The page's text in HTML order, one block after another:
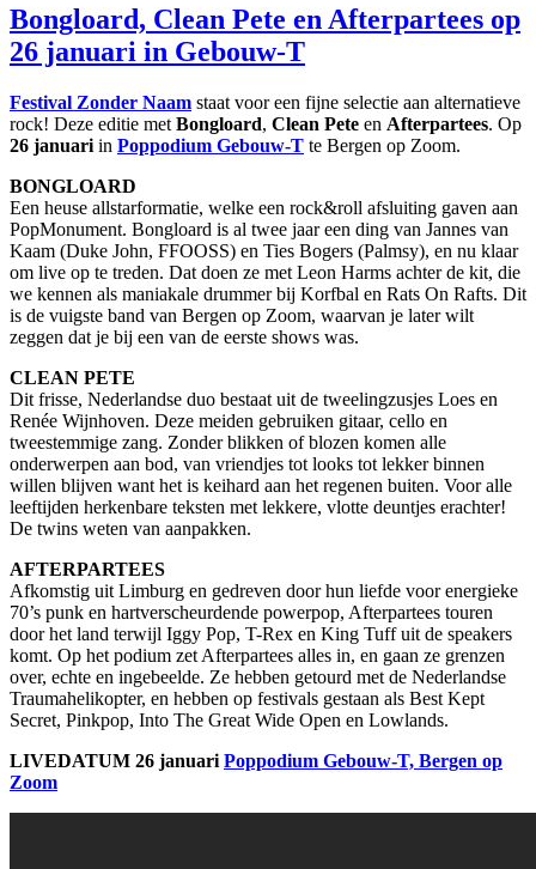
Bongloard, Clean Pete en Afterpartees op
26 januari in Gebouw-T
Festival Zonder Naam staat voor een fijne selectie aan alternatieve
rock! Deze editie met Bongloard, Clean Pete en Afterpartees. Op
26 januari in Poppodium Gebouw-T te Bergen op Zoom.
BONGLOARD
Een heuse allstarformatie, welke een rock&roll afsluiting gaven aan
PopMonument. Bongloard is al twee jaar een ding van Jannes van
Kaam (Duke John, FFOOSS) en Ties Bogers (Palmsy), en nu klaar
om live op te treden. Dat doen ze met Leon Harms achter de kit, die
we kennen als maniakale drummer bij Korfbal en Rats On Rafts. Dit
is de vuigste band van Bergen op Zoom, waarvan je later wilt
zeggen dat je bij een van de eerste shows was.
CLEAN PETE
Dit frisse, Nederlandse duo bestaat uit de tweelingzusjes Loes en
Renée Wijnhoven. Deze meiden gebruiken gitaar, cello en
tweestemmige zang. Zonder blikken of blozen komen alle
onderwerpen aan bod, van vriendjes tot looks tot lekker binnen
willen blijven want het is keihard aan het regenen buiten. Voor alle
leeftijden herkenbare teksten met lekkere, vlotte deuntjes erachter!
De twins weten van aanpakken.
AFTERPARTEES
Afkomstig uit Limburg en gedreven door hun liefde voor energieke
70’s punk en hartverscheurdende powerpop, Afterpartees touren
door het land terwijl Iggy Pop, T-Rex en King Tuff uit de speakers
komt. Op het podium zet Afterpartees alles in, en gaan ze grenzen
over, echte en ingebeelde. Ze hebben getourd met de Nederlandse
Traumahelikopter, en hebben op festivals gestaan als Best Kept
Secret, Pinkpop, Into The Great Wide Open en Lowlands.
LIVEDATUM 26 januari Poppodium Gebouw-T, Bergen op
Zoom